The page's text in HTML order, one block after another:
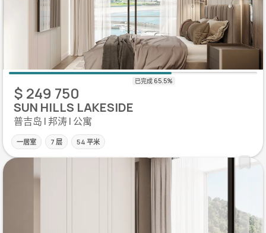
$ 249 750
SUN HILLS LAKESIDE
普吉岛 | 邦涛 | 公寓
一居室 7 层 54 平米